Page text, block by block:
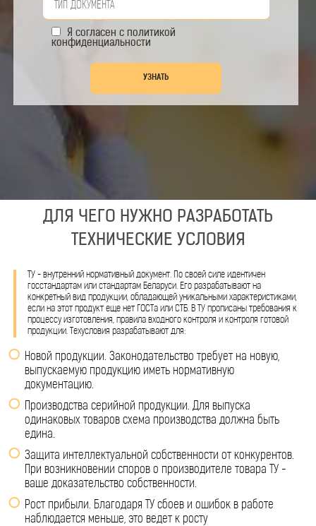
Я согласен с политикой
конфиденциальности
УЗНАТЬ
ДЛЯ ЧЕГО НУЖНО РАЗРАБОТАТЬ
ТЕХНИЧЕСКИЕ УСЛОВИЯ
ТУ - внутренний нормативный документ. По своей силе идентичен
госстандартам или стандартам Беларуси. Его разрабатывают на
конкретный вид продукции, обладающей уникальными характеристиками,
если на этот продукт еще нет ГОСТа или СТБ. В ТУ прописаны требования к
процессу изготовления, правила входного контроля и контроля готовой
продукции. Техусловия разрабатывают для:
Новой продукции. Законодательство требует на новую,
выпускаемую продукцию иметь нормативную
документацию.
Производства серийной продукции. Для выпуска
одинаковых товаров схема производства должна быть
едина.
Защита интеллектуальной собственности от конкурентов.
При возникновении споров о производителе товара ТУ -
ваше доказательство собственности.
Рост прибыли. Благодаря ТУ сбоев и ошибок в работе
наблюдается меньше, это ведет к росту